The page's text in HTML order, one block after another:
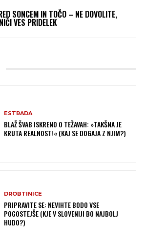
SONCEM IN TOČO – NE DOVOLITE,
VES PRIDELEK
ESTRADA
BLAŽ ŠVAB ISKRENO O TEŽAVAH: »TAKŠNA JE
KRUTA REALNOST!« (KAJ SE DOGAJA Z NJIM?)
DROBTINICE
PRIPRAVITE SE: NEVIHTE BODO VSE
POGOSTEJŠE (KJE V SLOVENIJI BO NAJBOLJ
HUDO?)